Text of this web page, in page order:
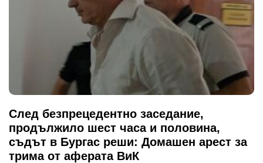
След безпрецедентно заседание,
продължило шест часа и половина,
съдът в Бургас реши: Домашен арест за
трима от аферата ВиК